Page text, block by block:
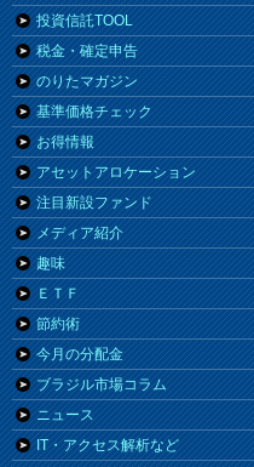
投資信託TOOL
税金・確定申告
のりたマガジン
基準価格チェック
お得情報
アセットアロケーション
注目新設ファンド
メディア紹介
趣味
ＥＴＦ
節約術
今月の分配金
ブラジル市場コラム
ニュース
IT・アクセス解析など